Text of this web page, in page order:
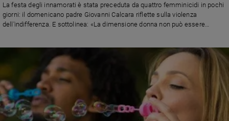
La festa degli innamorati è stata preceduta da quattro femminicidi in pochi
giorni: il domenicano padre Giovanni Calcara riflette sulla violenza
dell'indifferenza. E sottolinea: «La dimensione donna non può essere